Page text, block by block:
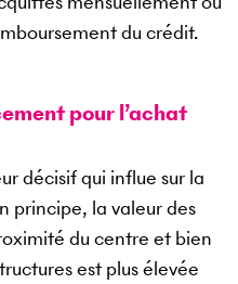
du crédit.
pour l’achat
décisif qui influe sur la
principe, la valeur des
du centre et bien
est plus élevée